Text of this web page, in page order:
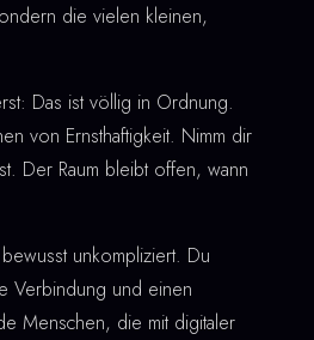
die vielen kleinen,
Das ist völlig in Ordnung.
von Ernsthaftigkeit. Nimm dir
Der Raum bleibt offen, wann
unkompliziert. Du
Verbindung und einen
Menschen, die mit digitaler